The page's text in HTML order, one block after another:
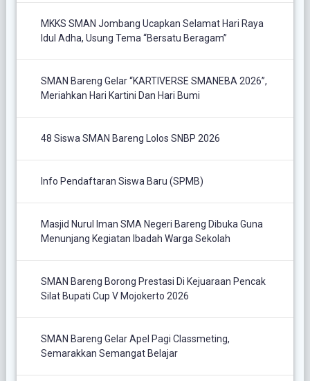
MKKS SMAN Jombang Ucapkan Selamat Hari Raya
Idul Adha, Usung Tema “Bersatu Beragam”
SMAN Bareng Gelar “KARTIVERSE SMANEBA 2026”,
Meriahkan Hari Kartini Dan Hari Bumi
48 Siswa SMAN Bareng Lolos SNBP 2026
Info Pendaftaran Siswa Baru (SPMB)
Masjid Nurul Iman SMA Negeri Bareng Dibuka Guna
Menunjang Kegiatan Ibadah Warga Sekolah
SMAN Bareng Borong Prestasi Di Kejuaraan Pencak
Silat Bupati Cup V Mojokerto 2026
SMAN Bareng Gelar Apel Pagi Classmeting,
Semarakkan Semangat Belajar